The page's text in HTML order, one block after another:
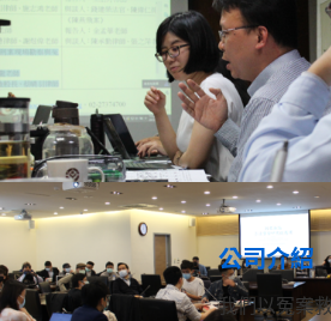
公司介紹
我們以冤案